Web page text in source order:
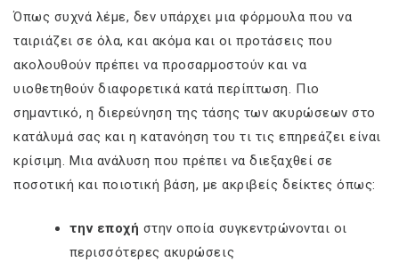
Όπως συχνά λέμε, δεν υπάρχει μια φόρμουλα που να
ταιριάζει σε όλα, και ακόμα και οι προτάσεις που
ακολουθούν πρέπει να προσαρμοστούν και να
υιοθετηθούν διαφορετικά κατά περίπτωση. Πιο
σημαντικό, η διερεύνηση της τάσης των ακυρώσεων στο
κατάλυμά σας και η κατανόηση του τι τις επηρεάζει είναι
κρίσιμη. Μια ανάλυση που πρέπει να διεξαχθεί σε
ποσοτική και ποιοτική βάση, με ακριβείς δείκτες όπως:
την εποχή στην οποία συγκεντρώνονται οι
περισσότερες ακυρώσεις